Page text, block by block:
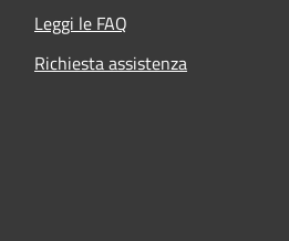
Leggi le FAQ
Richiesta assistenza